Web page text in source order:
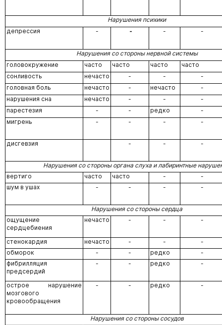
Нарушения психики
депрессия
- - - -
Нарушения со стороны нервной системы
головокружение
часто часто часто
часто
сонливость
нечасто - -
-
головная боль
нечасто - нечасто
-
нарушения сна
нечасто - -
-
парестезия
- - редко
-
мигрень
- - - -
дисгевзия - - -
Нарушения со стороны органа слуха и лабиринтные
вертиго
часто часто -
-
шум в ушах
- - - -
Нарушения со стороны сердца
ощущение
сердцебиения
нечасто - - -
стенокардия нечасто - -
-
обморок
- - редко
-
фибрилляция
предсердий
- - редко -
острое нарушение
мозгового
кровообращения
- - редко -
Нарушения со стороны сосудов